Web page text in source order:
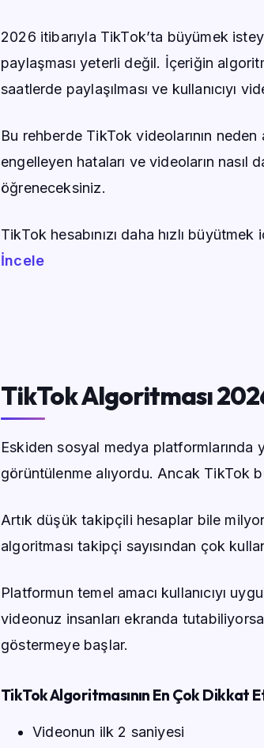
2026 itibarıyla TikTok’ta büyümek
paylaşması yeterli değil. İçeriğin
saatlerde paylaşılması ve kullanıcıyı
Bu rehberde TikTok videolarının
engelleyen hataları ve videoların
öğreneceksiniz.
TikTok hesabınızı daha hızlı büyütmek
İncele
TikTok Algoritması
Eskiden sosyal medya
görüntülenme alıyordu. Ancak TikTok
Artık düşük takipçili hesaplar bile
algoritması takipçi sayısından çok
Platformun temel amacı kullanıcıyı
videonuz insanları ekranda
göstermeye başlar.
TikTok Algoritmasının En Çok Dikkat
Videonun ilk 2 saniyesi